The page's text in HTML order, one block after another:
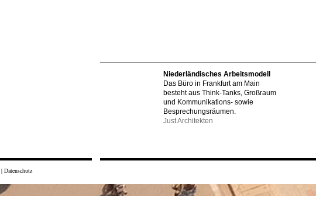
Niederländisches Arbeitsmodell
Das Büro in Frankfurt am Main
besteht aus Think-Tanks, Großraum
und Kommunikations- sowie
Besprechungsräumen.
Just Architekten
| Datenschutz